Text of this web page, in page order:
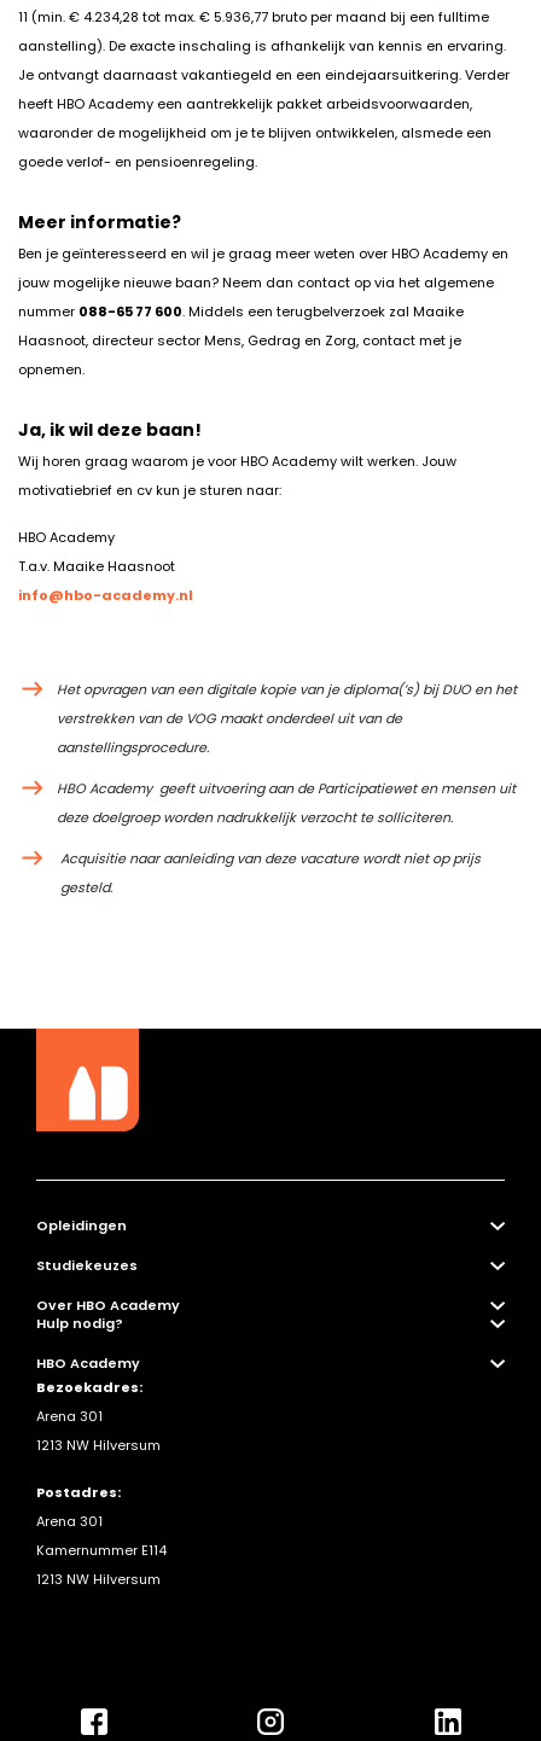
11 (min. € 4.234,28 tot max. € 5.936,77 bruto per maand bij een fulltime
aanstelling). De exacte inschaling is afhankelijk van kennis en ervaring.
Je ontvangt daarnaast vakantiegeld en een eindejaarsuitkering. Verder
heeft HBO Academy een aantrekkelijk pakket arbeidsvoorwaarden,
waaronder de mogelijkheid om je te blijven ontwikkelen, alsmede een
goede verlof- en pensioenregeling.
Meer informatie?
Ben je geïnteresseerd en wil je graag meer weten over HBO Academy en
jouw mogelijke nieuwe baan? Neem dan contact op via het algemene
nummer 088-65 77 600. Middels een terugbelverzoek zal Maaike
Haasnoot, directeur sector Mens, Gedrag en Zorg, contact met je
opnemen.
Ja, ik wil deze baan!
Wij horen graag waarom je voor HBO Academy wilt werken. Jouw
motivatiebrief en cv kun je sturen naar:
HBO Academy
T.a.v. Maaike Haasnoot
info@hbo-academy.nl
Het opvragen van een digitale kopie van je diploma(’s) bij DUO en het
verstrekken van de VOG maakt onderdeel uit van de
aanstellingsprocedure.
HBO Academy geeft uitvoering aan de Participatiewet en mensen uit
deze doelgroep worden nadrukkelijk verzocht te solliciteren.
Acquisitie naar aanleiding van deze vacature wordt niet op prijs
gesteld.
Opleidingen
Studiekeuzes
Over HBO Academy
Hulp nodig?
HBO Academy
Bezoekadres:
Arena 301
1213 NW Hilversum
Postadres:
Arena 301
Kamernummer E114
1213 NW Hilversum